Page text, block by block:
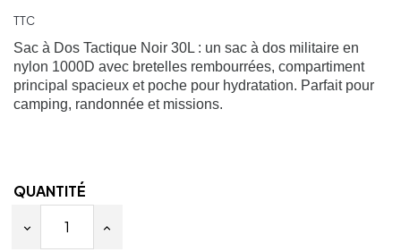
TTC
Sac à Dos Tactique Noir 30L : un sac à dos militaire en
nylon 1000D avec bretelles rembourrées, compartiment
principal spacieux et poche pour hydratation. Parfait pour
camping, randonnée et missions.
QUANTITÉ